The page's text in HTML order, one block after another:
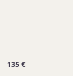
135 €